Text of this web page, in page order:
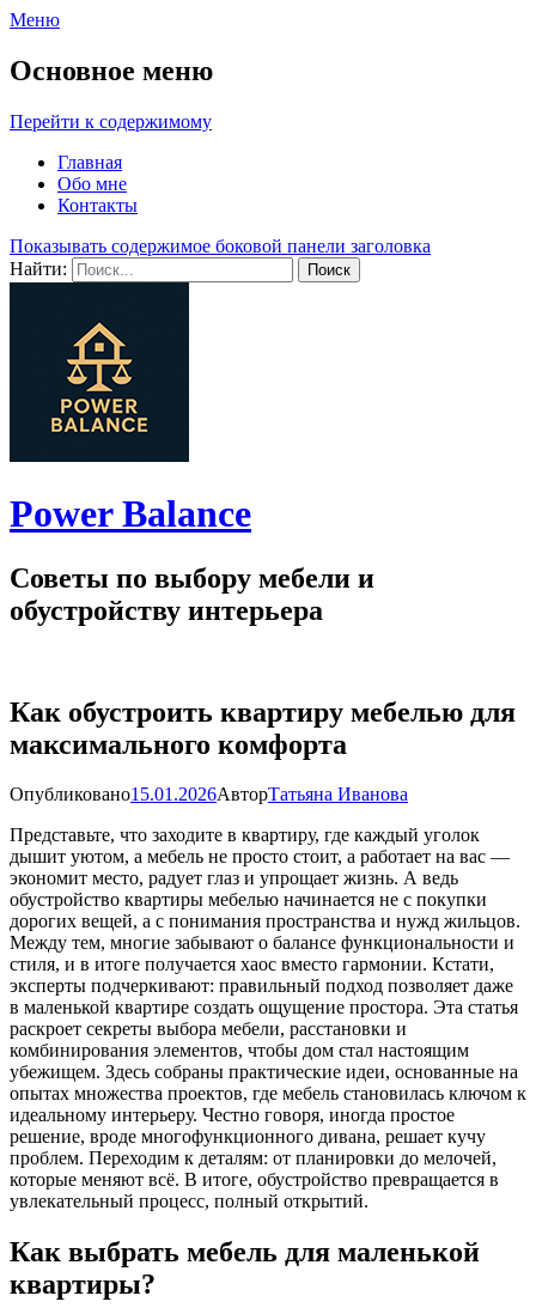
Меню
Основное меню
Перейти к содержимому
Главная
Обо мне
Контакты
Показывать содержимое боковой панели заголовка
Найти:
Power Balance
Советы по выбору мебели и
обустройству интерьера
Как обустроить квартиру мебелью для
максимального комфорта
Опубликовано15.01.2026АвторТатьяна Иванова
Представьте, что заходите в квартиру, где каждый уголок
дышит уютом, а мебель не просто стоит, а работает на вас —
экономит место, радует глаз и упрощает жизнь. А ведь
обустройство квартиры мебелью начинается не с покупки
дорогих вещей, а с понимания пространства и нужд жильцов.
Между тем, многие забывают о балансе функциональности и
стиля, и в итоге получается хаос вместо гармонии. Кстати,
эксперты подчеркивают: правильный подход позволяет даже
в маленькой квартире создать ощущение простора. Эта статья
раскроет секреты выбора мебели, расстановки и
комбинирования элементов, чтобы дом стал настоящим
убежищем. Здесь собраны практические идеи, основанные на
опытах множества проектов, где мебель становилась ключом к
идеальному интерьеру. Честно говоря, иногда простое
решение, вроде многофункционного дивана, решает кучу
проблем. Переходим к деталям: от планировки до мелочей,
которые меняют всё. В итоге, обустройство превращается в
увлекательный процесс, полный открытий.
Как выбрать мебель для маленькой
квартиры?